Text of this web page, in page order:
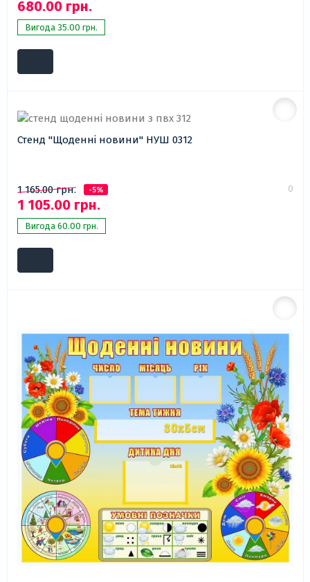
680.00 грн.
Вигода 35.00 грн.
Стенд "Щоденні новини" НУШ 0312
1 165.00 грн. -5%
1 105.00 грн.
Вигода 60.00 грн.
0